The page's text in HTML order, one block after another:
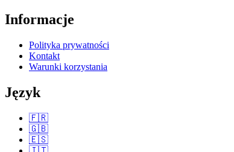
Informacje
Polityka prywatności
Kontakt
Warunki korzystania
Język
🇫🇷
🇬🇧
🇪🇸